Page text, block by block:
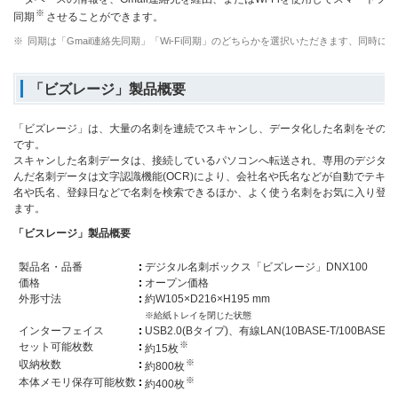
同期 ※ させることができます。
※ 同期は「Gmail連絡先同期」「Wi-Fi同期」のどちらかを選択いただきます、同時に
「ビズレージ」製品概要
「ビズレージ」は、大量の名刺を連続でスキャンし、データ化した名刺をその
です。
スキャンした名刺データは、接続しているパソコンへ転送され、専用のデジタ
んだ名刺データは文字認識機能(OCR)により、会社名や氏名などが自動でテキ
名や氏名、登録日などで名刺を検索できるほか、よく使う名刺をお気に入り登
ます。
「ビスレージ」製品概要
製品名・品番
デジタル名刺ボックス「ビズレージ」DNX100
価格
オープン価格
外形寸法
約W105×D216×H195 mm
※給紙トレイを閉じた状態
インターフェイス
USB2.0(Bタイプ)、有線LAN(10BASE-T/100BASE-
セット可能枚数
約15枚※
収納枚数 約800枚※
本体メモリ保存可能枚数 約400枚※